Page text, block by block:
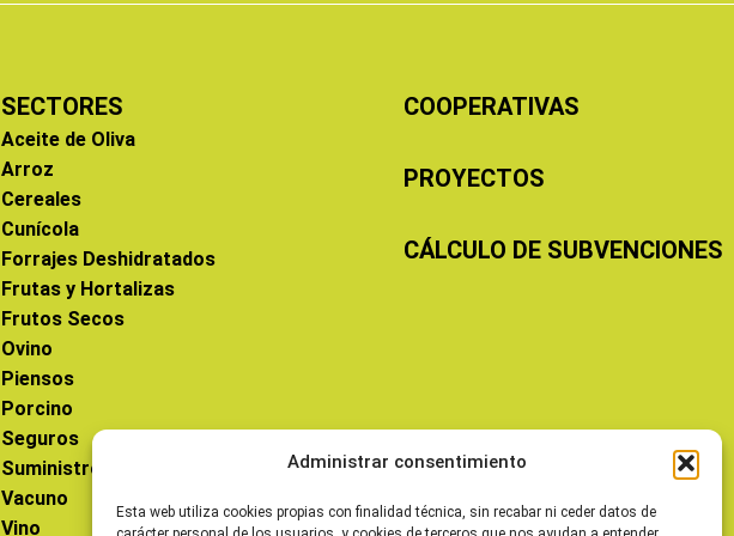
Administrar consentimiento
Esta web utiliza cookies propias con finalidad técnica, sin recabar ni ceder datos de
SECTORES
Aceite de Oliva
Arroz
Cereales
Cunícola
Forrajes Deshidratados
Frutas y Hortalizas
Frutos Secos
Ovino
Piensos
Porcino
Seguros
Suministros
Vacuno
Vino
COOPERATIVAS
PROYECTOS
CÁLCULO DE SUBVENCIONES